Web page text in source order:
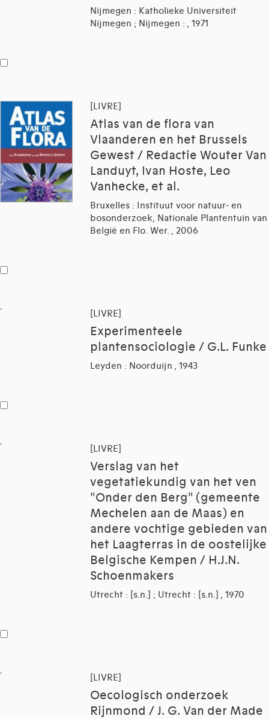
Nijmegen : Katholieke Universiteit
Nijmegen ; Nijmegen : , 1971
[LIVRE]
Atlas van de flora van
Vlaanderen en het Brussels
Gewest / Redactie Wouter Van
Landuyt, Ivan Hoste, Leo
Vanhecke, et al.
Bruxelles : Instituut voor natuur- en
bosonderzoek, Nationale Plantentuin van
België en Flo. Wer. , 2006
[LIVRE]
Experimenteele
plantensociologie / G.L. Funke
Leyden : Noorduijn , 1943
[LIVRE]
Verslag van het
vegetatiekundig van het ven
"Onder den Berg" (gemeente
Mechelen aan de Maas) en
andere vochtige gebieden van
het Laagterras in de oostelijke
Belgische Kempen / H.J.N.
Schoenmakers
Utrecht : [s.n.] ; Utrecht : [s.n.] , 1970
[LIVRE]
Oecologisch onderzoek
Rijnmond / J. G. Van der Made